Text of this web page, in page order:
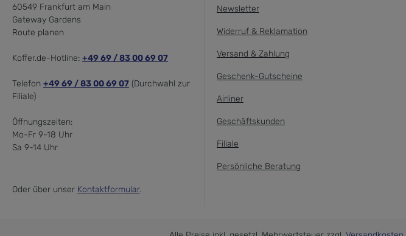
60549 Frankfurt am Main
Gateway Gardens
Route planen
Koffer.de-Hotline: +49 69 / 83 00 69 07
Telefon +49 69 / 83 00 69 07 (Durchwahl zur
Filiale)
Öffnungszeiten:
Mo-Fr 9-18 Uhr
Sa 9-14 Uhr
Oder über unser Kontaktformular.
Newsletter
Widerruf & Reklamation
Versand & Zahlung
Geschenk-Gutscheine
Airliner
Geschäftskunden
Filiale
Persönliche Beratung